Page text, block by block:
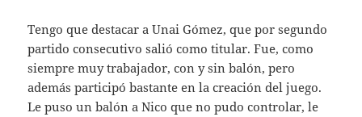
Tengo que destacar a Unai Gómez, que por segundo
partido consecutivo salió como titular. Fue, como
siempre muy trabajador, con y sin balón, pero
además participó bastante en la creación del juego.
Le puso un balón a Nico que no pudo controlar, le